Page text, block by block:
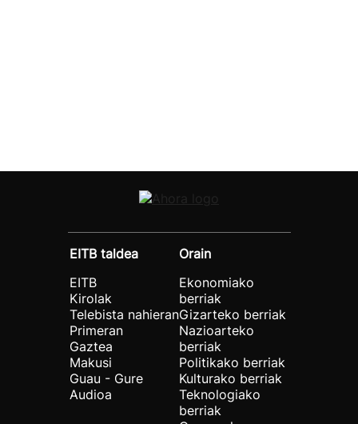
EITB taldea
EITB
Kirolak
Telebista nahieran
Primeran
Gaztea
Makusi
Guau - Gure
Audioa
Orain
Ekonomiako
berriak
Gizarteko berriak
Nazioarteko
berriak
Politikako berriak
Kulturako berriak
Teknologiako
berriak